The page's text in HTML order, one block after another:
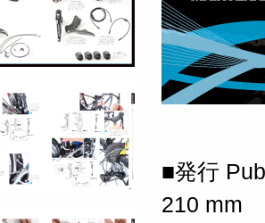
■発行
210 mm